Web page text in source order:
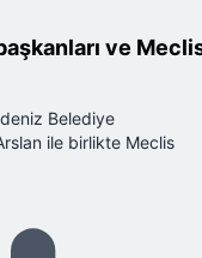
ve
Belediye
ile birlikte Meclis